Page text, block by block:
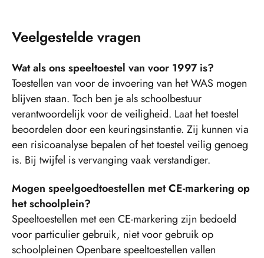
Veelgestelde vragen
Wat als ons speeltoestel van voor 1997 is?
Toestellen van voor de invoering van het WAS mogen
blijven staan. Toch ben je als schoolbestuur
verantwoordelijk voor de veiligheid. Laat het toestel
beoordelen door een keuringsinstantie. Zij kunnen via
een risicoanalyse bepalen of het toestel veilig genoeg
is. Bij twijfel is vervanging vaak verstandiger.
Mogen speelgoedtoestellen met CE-markering op
het schoolplein?
Speeltoestellen met een CE-markering zijn bedoeld
voor particulier gebruik, niet voor gebruik op
schoolpleinen Openbare speeltoestellen vallen